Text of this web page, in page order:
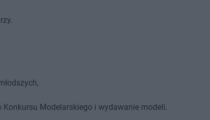
Modelarskiego i wydawanie modeli.